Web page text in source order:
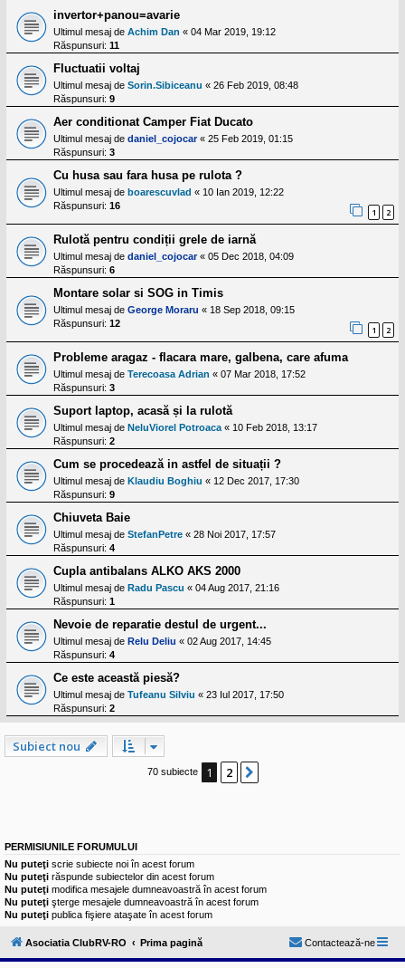
invertor+panou=avarie
Ultimul mesaj de Achim Dan « 04 Mar 2019, 19:12
Răspunsuri: 11
Fluctuatii voltaj
Ultimul mesaj de Sorin.Sibiceanu « 26 Feb 2019, 08:48
Răspunsuri: 9
Aer conditionat Camper Fiat Ducato
Ultimul mesaj de daniel_cojocar« 25 Feb 2019, 01:15
Răspunsuri: 3
Cu husa sau fara husa pe rulota ?
Ultimul mesaj de boarescuvlad « 10 Ian 2019, 12:22
Răspunsuri: 16
1 2
Rulotă pentru condiții grele de iarnă
Ultimul mesaj de daniel_cojocar« 05 Dec 2018, 04:09
Răspunsuri: 6
Montare solar si SOG in Timis
Ultimul mesaj de George Moraru « 18 Sep 2018, 09:15
Răspunsuri: 12
1 2
Probleme aragaz - flacara mare, galbena, care afuma
Ultimul mesaj de Terecoasa Adrian « 07 Mar 2018, 17:52
Răspunsuri: 3
Suport laptop, acasă și la rulotă
Ultimul mesaj de NeluViorel Potroaca « 10 Feb 2018, 13:17
Răspunsuri: 2
Cum se procedează in astfel de situații ?
Ultimul mesaj de Klaudiu Boghiu « 12 Dec 2017, 17:30
Răspunsuri: 9
Chiuveta Baie
Ultimul mesaj de StefanPetre « 28 Noi 2017, 17:57
Răspunsuri: 4
Cupla antibalans ALKO AKS 2000
Ultimul mesaj de Radu Pascu « 04 Aug 2017, 21:16
Răspunsuri: 1
Nevoie de reparatie destul de urgent...
Ultimul mesaj de Relu Deliu « 02 Aug 2017, 14:45
Răspunsuri: 4
Ce este această piesă?
Ultimul mesaj de Tufeanu Silviu « 23 Iul 2017, 17:50
Răspunsuri: 2
Subiect nou
70 subiecte 1 2
PERMISIUNILE FORUMULUI
Nu puteţi scrie subiecte noi în acest forum
Nu puteţi răspunde subiectelor din acest forum
Nu puteţi modifica mesajele dumneavoastră în acest forum
Nu puteţi şterge mesajele dumneavoastră în acest forum
Nu puteţi publica fişiere ataşate în acest forum
Asociatia ClubRV-RO Prima pagină Contactează-ne